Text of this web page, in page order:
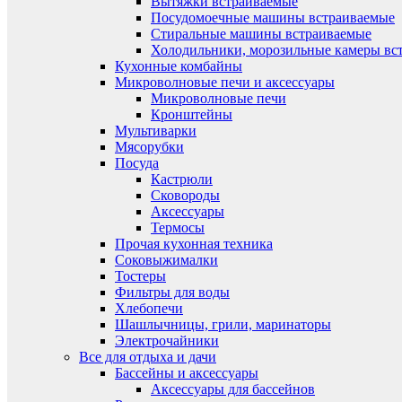
Посудомоечные машины встраиваемые
Стиральные машины встраиваемые
Холодильники, морозильные камеры
Кухонные комбайны
Микроволновые печи и аксессуары
Микроволновые печи
Кронштейны
Мультиварки
Мясорубки
Посуда
Кастрюли
Сковороды
Аксессуары
Термосы
Прочая кухонная техника
Соковыжималки
Тостеры
Фильтры для воды
Хлебопечи
Шашлычницы, грили, маринаторы
Электрочайники
Все для отдыха и дачи
Бассейны и аксессуары
Аксессуары для бассейнов